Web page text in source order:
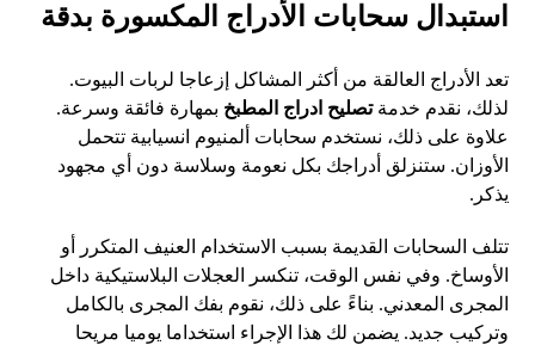
استبدال سحابات الأدراج المكسورة بدقة
تعد الأدراج العالقة من أكثر المشاكل إزعاجا لربات البيوت.
لذلك، نقدم خدمةتصليح ادراج المطبخ بمهارة فائقة وسرعة.
علاوة على ذلك، نستخدم سحابات ألمنيوم انسيابية تتحمل
الأوزان. ستنزلق أدراجك بكل نعومة وسلاسة دون أي مجهود
يذكر.
تتلف السحابات القديمة بسبب الاستخدام العنيف المتكرر أو
الأوساخ. وفي نفس الوقت، تنكسر العجلات البلاستيكية داخل
المجرى المعدني. بناءً على ذلك، نقوم بفك المجرى بالكامل
وتركيب جديد. يضمن لك هذا الإجراء استخداما يوميا مريحا